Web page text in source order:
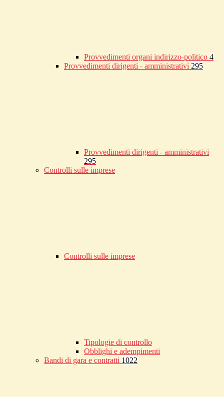
Provvedimenti organi indirizzo-politico 4
Provvedimenti dirigenti - amministrativi 295
Provvedimenti dirigenti - amministrativi
295
Controlli sulle imprese
Controlli sulle imprese
Tipologie di controllo
Obblighi e adempimenti
Bandi di gara e contratti 1022